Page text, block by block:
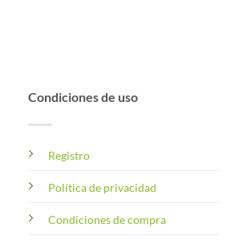
Condiciones de uso
Registro
Política de privacidad
Condiciones de compra